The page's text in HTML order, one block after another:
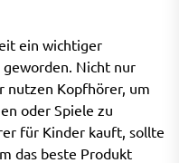
ein wichtiger
geworden. Nicht nur
nutzen Kopfhörer, um
oder Spiele zu
für Kinder kauft, sollte
das beste Produkt